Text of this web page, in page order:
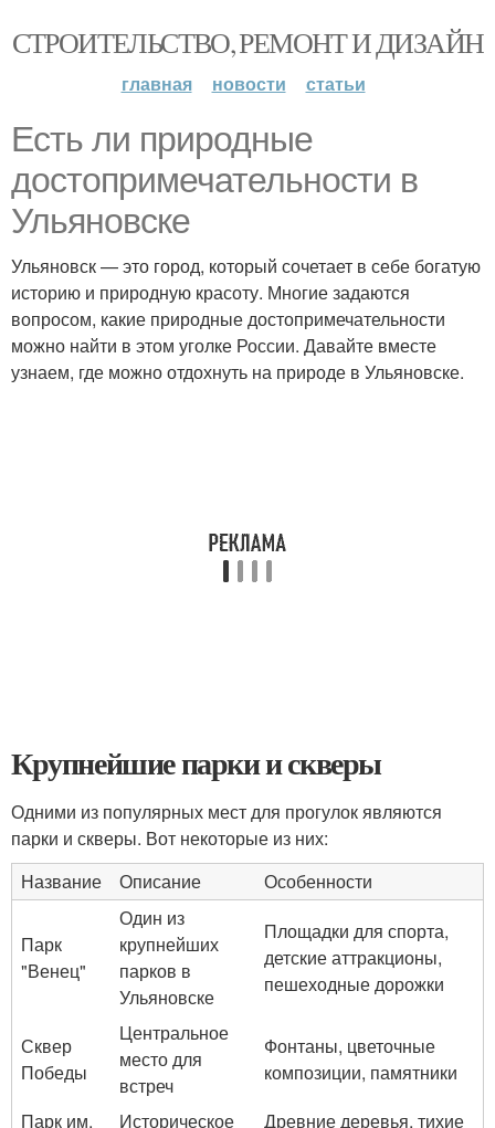
СТРОИТЕЛЬСТВО, РЕМОНТ И ДИЗАЙН
главная новости статьи
Есть ли природные
достопримечательности в
Ульяновске
Ульяновск — это город, который сочетает в себе богатую
историю и природную красоту. Многие задаются
вопросом, какие природные достопримечательности
можно найти в этом уголке России. Давайте вместе
узнаем, где можно отдохнуть на природе в Ульяновске.
Крупнейшие парки и скверы
Одними из популярных мест для прогулок являются
парки и скверы. Вот некоторые из них:
Название
Описание Особенности
Парк
"Венец"
Один из
крупнейших
парков в
Ульяновске
Площадки для спорта,
детские аттракционы,
пешеходные дорожки
Сквер
Победы
Центральное
место для
встреч
Фонтаны, цветочные
композиции, памятники
Парк им.
Историческое
Древние деревья, тихие